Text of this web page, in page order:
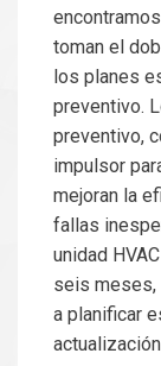
toman el
los planes
preventivo.
preventivo,
impulsor
mejoran la
fallas
unidad
seis meses,
a planificar